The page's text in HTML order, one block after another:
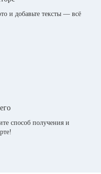
и добавьте тексты — всё
способ получения и